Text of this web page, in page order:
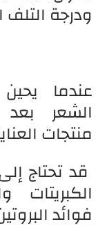
ودرجة التلف
عندما
الشعر بعد
منتجات
قد تحتاج
الكبريتات
فوائد